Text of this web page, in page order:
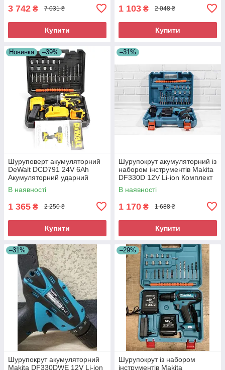
3 742 ₴ 7 031 ₴
Купити
1 103 ₴ 2 048 ₴
Купити
Новинка –39%
Шуруповерт акумуляторний
DeWalt DCD791 24V 6Ah
Акумуляторний ударний
шуруповерт
В наявності
1 365 ₴ 2 250 ₴
Купити
–31%
Шурупокрут акумуляторний із
набором інструментів Makita
DF330D 12V Li-ion Комплект
інструментів із шурупокрутом
В наявності
1 170 ₴ 1 688 ₴
Купити
–31%
Шурупокрут акумуляторний
Makita DF330DWE 12V Li-ion
–29%
Шурупокрут із набором
інструментів Makita